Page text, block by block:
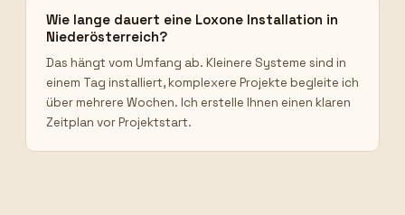
Wie lange dauert eine Loxone Installation in
Niederösterreich?
Das hängt vom Umfang ab. Kleinere Systeme sind in
einem Tag installiert, komplexere Projekte begleite ich
über mehrere Wochen. Ich erstelle Ihnen einen klaren
Zeitplan vor Projektstart.